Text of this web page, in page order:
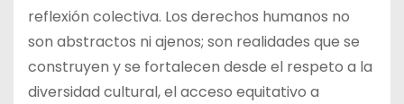
reflexión colectiva. Los derechos humanos no
son abstractos ni ajenos; son realidades que se
construyen y se fortalecen desde el respeto a la
diversidad cultural, el acceso equitativo a